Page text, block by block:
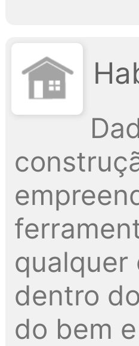
qualquer
dentro
do bem